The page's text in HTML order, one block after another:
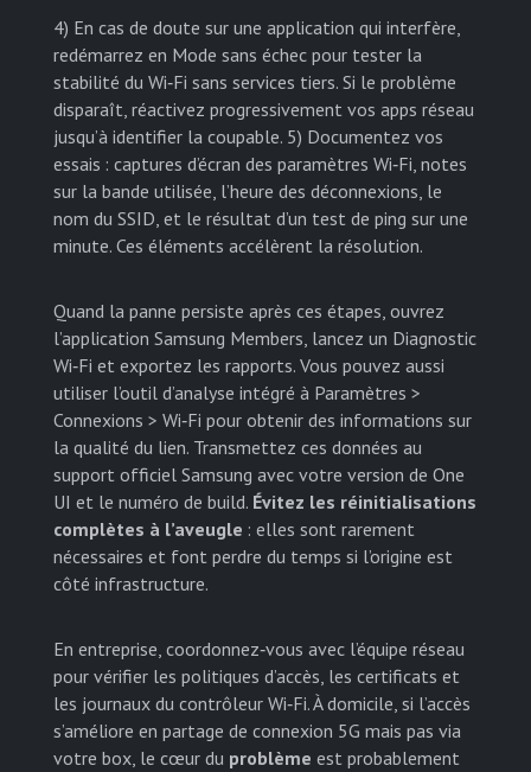
4) En cas de doute sur une application qui interfère,
redémarrez en Mode sans échec pour tester la
stabilité du Wi‑Fi sans services tiers. Si le problème
disparaît, réactivez progressivement vos apps réseau
jusqu’à identifier la coupable. 5) Documentez vos
essais : captures d’écran des paramètres Wi‑Fi, notes
sur la bande utilisée, l’heure des déconnexions, le
nom du SSID, et le résultat d’un test de ping sur une
minute. Ces éléments accélèrent la résolution.
Quand la panne persiste après ces étapes, ouvrez
l’application Samsung Members, lancez un Diagnostic
Wi‑Fi et exportez les rapports. Vous pouvez aussi
utiliser l’outil d’analyse intégré à Paramètres >
Connexions > Wi‑Fi pour obtenir des informations sur
la qualité du lien. Transmettez ces données au
support officiel Samsung avec votre version de One
UI et le numéro de build. Évitez les réinitialisations
complètes à l’aveugle : elles sont rarement
nécessaires et font perdre du temps si l’origine est
côté infrastructure.
En entreprise, coordonnez‑vous avec l’équipe réseau
pour vérifier les politiques d’accès, les certificats et
les journaux du contrôleur Wi‑Fi. À domicile, si l’accès
s’améliore en partage de connexion 5G mais pas via
votre box, le cœur du problème est probablement